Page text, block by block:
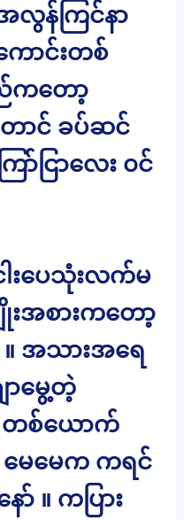
လွန်ကြင်နာ
ာင်းတစ်
ကတော့
တောင် ခပ်ဆင်
ာ်ငြာလေး ၀င်
းပေသုံးလက်မ
ျိုးအစားကတော့
။ အသားအရေ
ာမွေ့တဲ့
တစ်ယောက်
မေမေက ကရင်
။ ကပြား